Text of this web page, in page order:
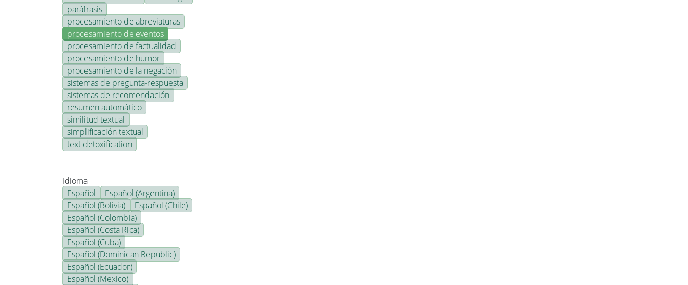
paráfrasis
procesamiento de abreviaturas
procesamiento de eventos
procesamiento de factualidad
procesamiento de humor
procesamiento de la negación
sistemas de pregunta-respuesta
sistemas de recomendación
resumen automático
similitud textual
simplificación textual
text detoxification
Idioma
Español
Español (Argentina)
Español (Bolivia)
Español (Chile)
Español (Colombia)
Español (Costa Rica)
Español (Cuba)
Español (Dominican Republic)
Español (Ecuador)
Español (Mexico)